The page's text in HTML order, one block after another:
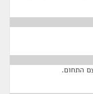
התחום.